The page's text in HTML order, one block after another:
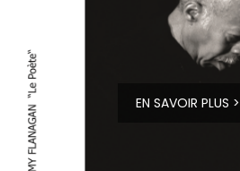
EN SAVOIR PLUS >